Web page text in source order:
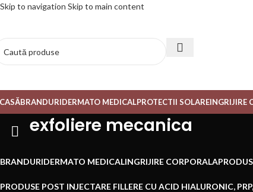
Skip to navigation Skip to main content
BRANDURIDERMATO MEDICALPROTECTII SOLAREINGRIJIRE
exfoliere mecanica
BRANDURIDERMATO MEDICALINGRIJIRE CORPORALA
PRODUSE POST INJECTARE FILLERE CU ACID HIALURONIC,